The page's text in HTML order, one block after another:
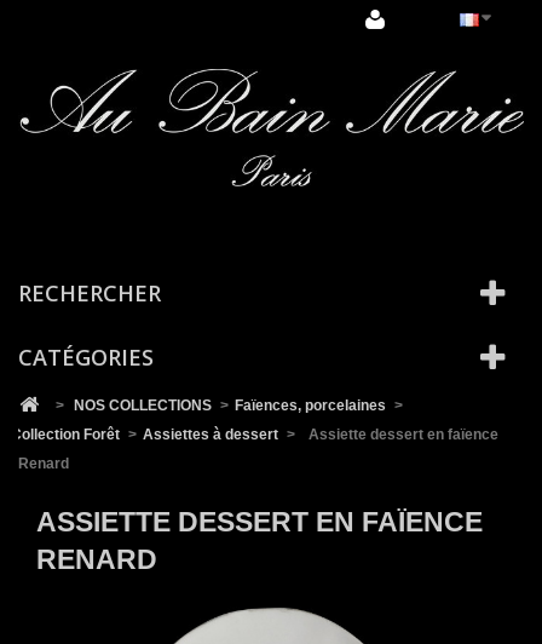
RECHERCHER
CATÉGORIES
> NOS COLLECTIONS > Faïences, porcelaines >
Collection Forêt > Assiettes à dessert >
Assiette dessert en faïence
Renard
ASSIETTE DESSERT EN FAÏENCE
RENARD